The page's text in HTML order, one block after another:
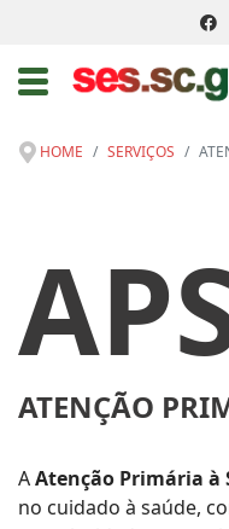
HOME SERVIÇOS
ATENÇÃO
AAtenção Primária à
no cuidado à saúde,